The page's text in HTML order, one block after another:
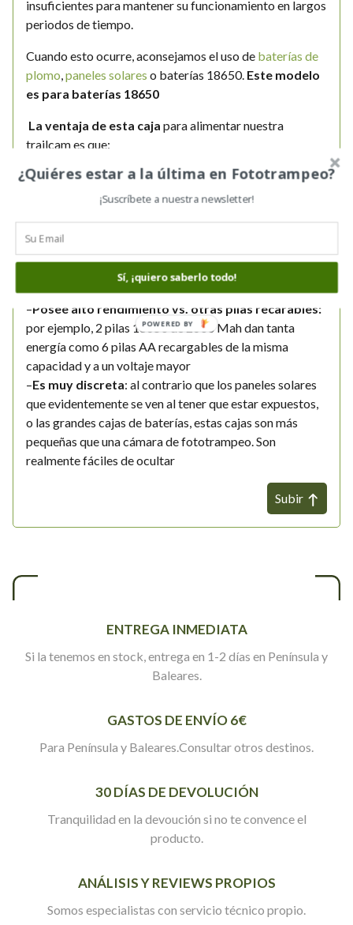
insuficientes para mantener su funcionamiento en largos
periodos de tiempo.
Cuando esto ocurre, aconsejamos el uso de baterías de
plomo,paneles solares o baterías 18650. Este modelo
es para baterías 18650
La ventaja de esta caja para alimentar nuestra
trailcam es que:
–Es ligera, la caja con las baterías 18650 sólo pesan 300
gramos. Una batería de plomo, de la misma capacidad,
protegerla
–Tiene protección IP67: la caja dispone de juntas
tóricas puede soportar todo tipo de inclemencias como
lluvia, viento, nieve…
–Posee alto rendimiento vs. otras pilas recarables:
por ejemplo, 2 pilas 18650 de 2600 Mah dan tanta
energía como 6 pilas AA recargables de la misma
capacidad y a un voltaje mayor
–Es muy discreta: al contrario que los paneles solares
que evidentemente se ven al tener que estar expuestos,
o las grandes cajas de baterías, estas cajas son más
pequeñas que una cámara de fototrampeo. Son
realmente fáciles de ocultar
Subir
ENTREGA INMEDIATA
Si la tenemos en stock, entrega en 1-2 días en Península y
Baleares.
GASTOS DE ENVÍO 6€
Para Península y Baleares.Consultar otros destinos.
30 DÍAS DE DEVOLUCIÓN
Tranquilidad en la devoución si no te convence el
producto.
ANÁLISIS Y REVIEWS PROPIOS
Somos especialistas con servicio técnico propio.
¿Quiéres estar a la última en Fototrampeo?
¡Suscríbete a nuestra newsletter!
Sí, ¡quiero saberlo todo!
POWERED BY